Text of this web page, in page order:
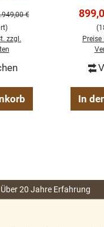
Preis:
€
zzgl.
In
Über 20 Jahre Erfahrung